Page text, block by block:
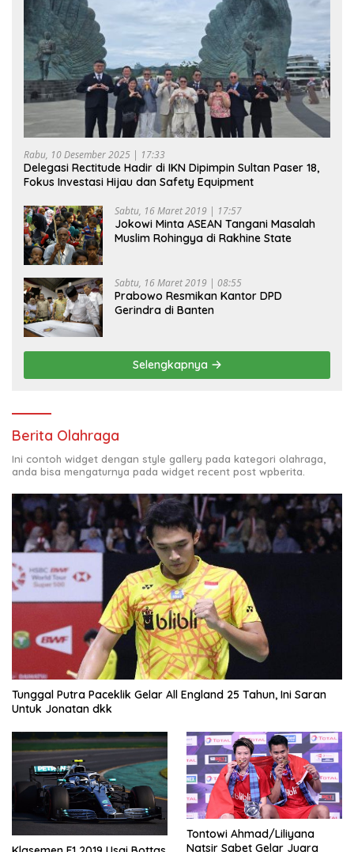
Rabu, 10 Desember 2025 | 17:33
Delegasi Rectitude Hadir di IKN Dipimpin Sultan Paser 18,
Fokus Investasi Hijau dan Safety Equipment
Sabtu, 16 Maret 2019 | 17:57
Jokowi Minta ASEAN Tangani Masalah
Muslim Rohingya di Rakhine State
Sabtu, 16 Maret 2019 | 08:55
Prabowo Resmikan Kantor DPD
Gerindra di Banten
Selengkapnya
Berita Olahraga
Ini contoh widget dengan style gallery pada kategori olahraga,
anda bisa mengaturnya pada widget recent post wpberita.
Tunggal Putra Paceklik Gelar All England 25 Tahun, Ini Saran
Untuk Jonatan dkk
Tontowi Ahmad/Liliyana
Natsir Sabet Gelar Juara